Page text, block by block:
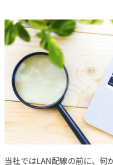
当社ではLAN配線の前に、何